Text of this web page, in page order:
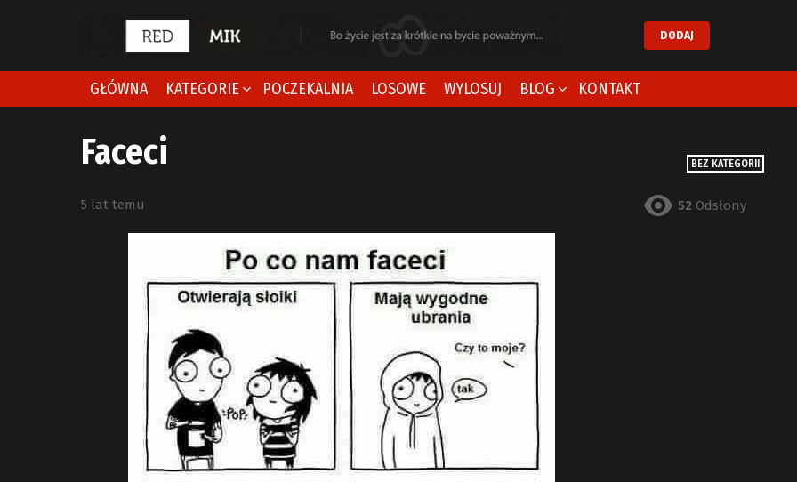
DODAJ
GŁÓWNA KATEGORIE POCZEKALNIA LOSOWE WYLOSUJ BLOG KONTAKT
BEZ KATEGORII
Faceci
5 lat temu 52 Odsłony